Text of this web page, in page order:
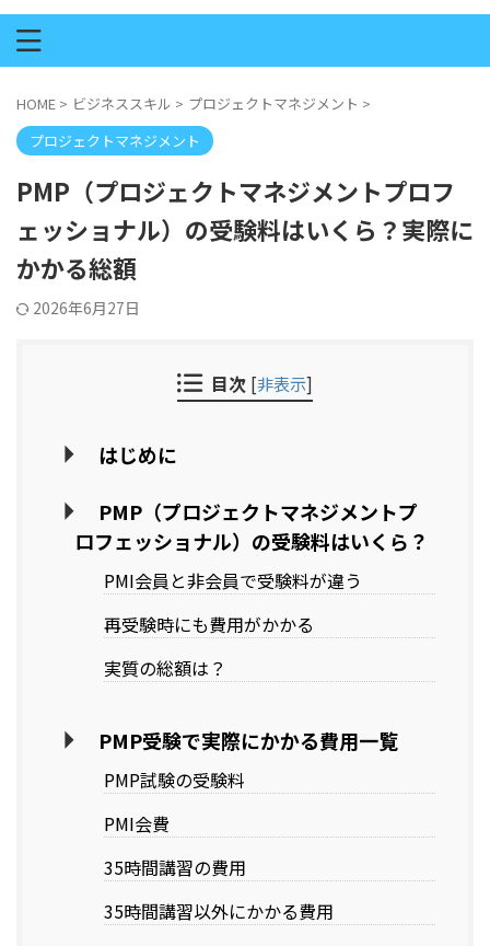
HOME > ビジネススキル > プロジェクトマネジメント >
プロジェクトマネジメント
PMP（プロジェクトマネジメントプロフ
ェッショナル）の受験料はいくら？実際に
かかる総額
2026年6月27日
目次 [非表示]
はじめに
PMP（プロジェクトマネジメントプ
ロフェッショナル）の受験料はいくら？
PMI会員と非会員で受験料が違う
再受験時にも費用がかかる
実質の総額は？
PMP受験で実際にかかる費用一覧
PMP試験の受験料
PMI会費
35時間講習の費用
35時間講習以外にかかる費用